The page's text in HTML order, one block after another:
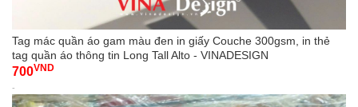
Tag mác quần áo gam màu đen in giấy Couche 300gsm, in thẻ
tag quần áo thông tin Long Tall Alto - VINADESIGN
700VND
-